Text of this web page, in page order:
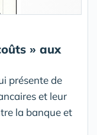
» aux
présente de
et leur
la banque et